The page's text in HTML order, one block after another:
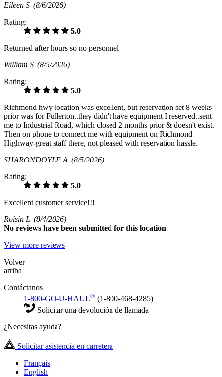
Eileen S (8/6/2026)
Rating:
5.0
Returned after hours so no personnel
William S (8/5/2026)
Rating:
5.0
Richmond hwy location was excellent, but reservation set 8 weeks
prior was for Fullerton..they didn't have equipment I reserved..sent
me to Industrial Road, which closed 2 months prior & doesn't exist.
Then on phone to connect me with equipment on Richmond
Highway-great staff there, not pleased with reservation hassle.
SHARONDOYLE A (8/5/2026)
Rating:
5.0
Excellent customer service!!!
Roisin L (8/4/2026)
No reviews have been submitted for this location.
View more reviews
Volver
arriba
Contáctanos
1-800-GO-U-HAUL® (1-800-468-4285)
Solicitar una devolución de llamada
¿Necesitas ayuda?
Solicitar asistencia en carretera
Français
English